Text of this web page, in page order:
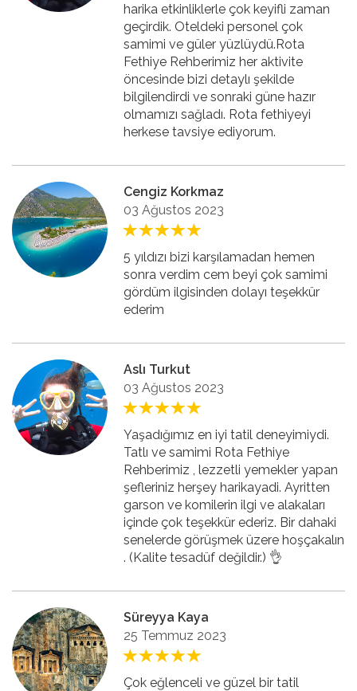
harika etkinliklerle çok keyifli zaman
geçirdik. Oteldeki personel çok
samimi ve güler yüzlüydü.Rota
Fethiye Rehberimiz her aktivite
öncesinde bizi detaylı şekilde
bilgilendirdi ve sonraki güne hazır
olmamızı sağladı. Rota fethiyeyi
herkese tavsiye ediyorum.
Cengiz Korkmaz
03 Ağustos 2023
5 yıldızı bizi karşılamadan hemen
sonra verdim cem beyi çok samimi
gördüm ilgisinden dolayı teşekkür
ederim
Aslı Turkut
03 Ağustos 2023
Yaşadığımız en iyi tatil deneyimiydi.
Tatlı ve samimi Rota Fethiye
Rehberimiz , lezzetli yemekler yapan
şefleriniz herşey harikayadi. Ayritten
garson ve komilerin ilgi ve alakaları
içinde çok teşekkür ederiz. Bir dahaki
senelerde görüşmek üzere hoşçakalın
. (Kalite tesadüf değildir.) 👌
Süreyya Kaya
25 Temmuz 2023
Çok eğlenceli ve güzel bir tatil